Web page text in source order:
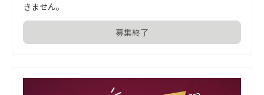
きません。
募集終了